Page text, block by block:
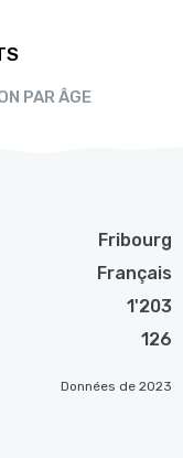
PAR ÂGE
Fribourg
Français
1'203
126
Données de 2023